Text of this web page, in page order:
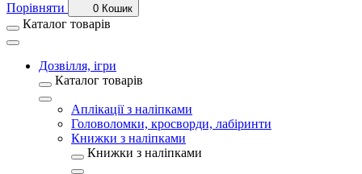
Порівняти
0 Кошик
Каталог товарів
Дозвілля, ігри
Каталог товарів
Аплікації з наліпками
Головоломки, кросворди, лабіринти
Книжки з наліпками
Книжки з наліпками